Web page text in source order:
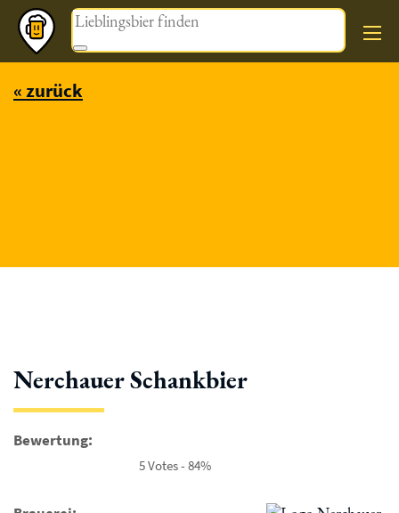
Magazin
« zurück
Nerchauer Schankbier
Bewertung:
5 Votes - 84%